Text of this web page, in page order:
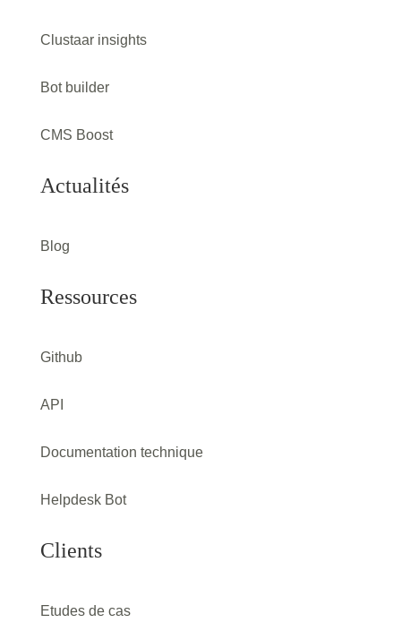
Clustaar insights
Bot builder
CMS Boost
Actualités
Blog
Ressources
Github
API
Documentation technique
Helpdesk Bot
Clients
Etudes de cas